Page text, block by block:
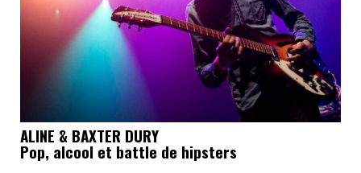
ALINE & BAXTER DURY
Pop, alcool et battle de hipsters